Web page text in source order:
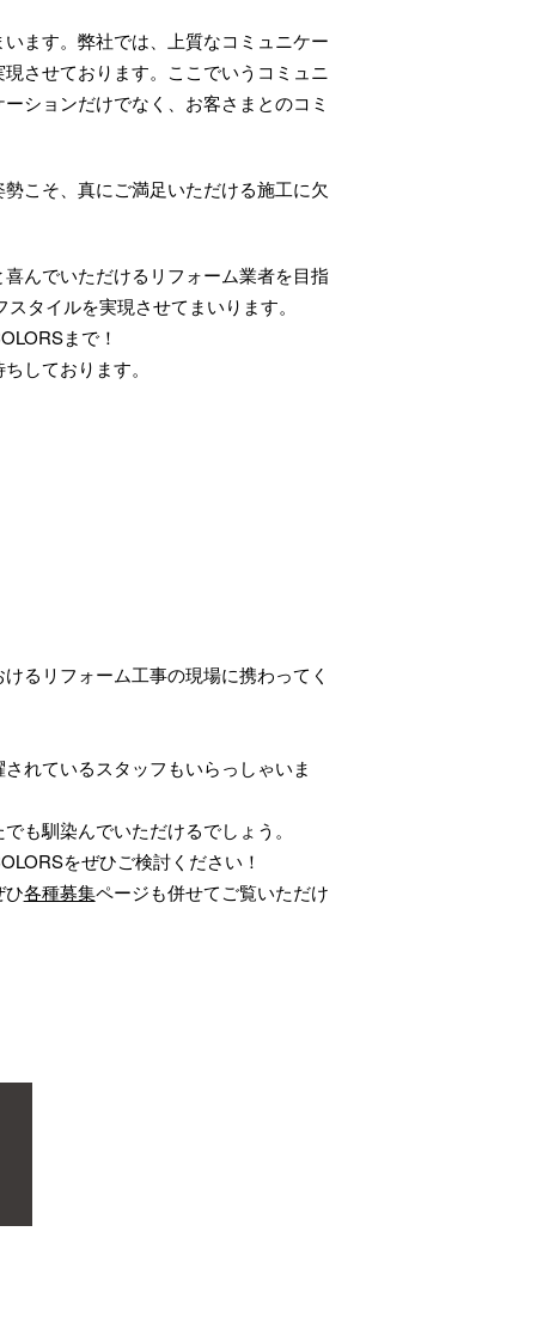
ます。弊社では、上質なコミュニケー
させております。ここでいうコミュニ
ションだけでなく、お客さまとのコミ
こそ、真にご満足いただける施工に欠
んでいただけるリフォーム業者を目指
タイルを実現させてまいります。
まで！
しております。
るリフォーム工事の現場に携わってく
れているスタッフもいらっしゃいま
も馴染んでいただけるでしょう。
をぜひご検討ください！
ひ各種募集ページも併せてご覧いただけ